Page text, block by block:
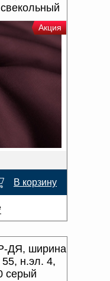
Акция
В корзину
ДЯ, ширина
н.эл. 4,
серый